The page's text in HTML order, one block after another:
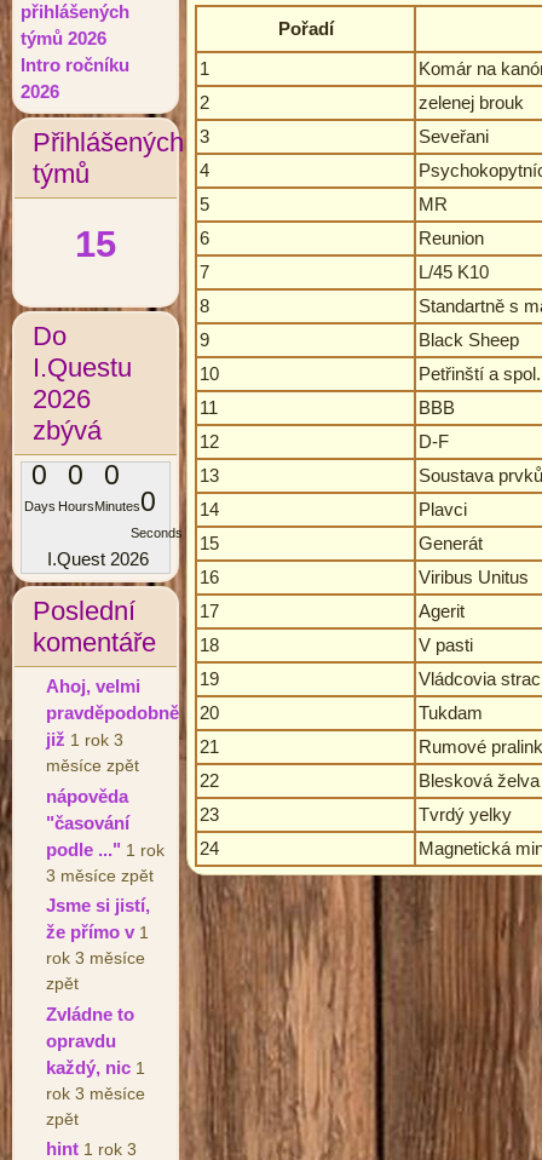
přihlášených
týmů 2026
Intro ročníku
2026
Přihlášených
týmů
15
Do
I.Questu
2026
zbývá
0
Days
0
Hours
0
Minutes0
Seconds
I.Quest 2026
Poslední
komentáře
Ahoj, velmi
pravděpodobně
již 1 rok 3
měsíce zpět
nápověda
"časování
podle ..." 1 rok
3 měsíce zpět
Jsme si jistí,
že přímo v 1
rok 3 měsíce
zpět
Zvládne to
opravdu
každý, nic 1
rok 3 měsíce
zpět
hint 1 rok 3
Pořadí
1
Komár na
2
zelenej brouk
3
Seveřani
4
5
MR
6
Reunion
7
L/45 K10
8
Standartně s
9
Black Sheep
10
Petřinští a spol.
11
BBB
12
D-F
13
Soustava prvků
14
Plavci
15
Generát
16
Viribus Unitus
17
Agerit
18
V pasti
19
Vládcovia
20
Tukdam
21
Rumové
22
Blesková želva
23
Tvrdý yelky
24
Magnetická